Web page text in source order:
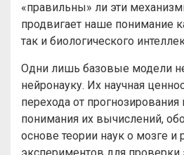
«правильны» ли эти
продвигает наше понимание
так и биологического
Одни лишь базовые модели
нейронауку. Их научная
перехода от прогнозирования
понимания их вычислений,
основе теории наук о мозге и